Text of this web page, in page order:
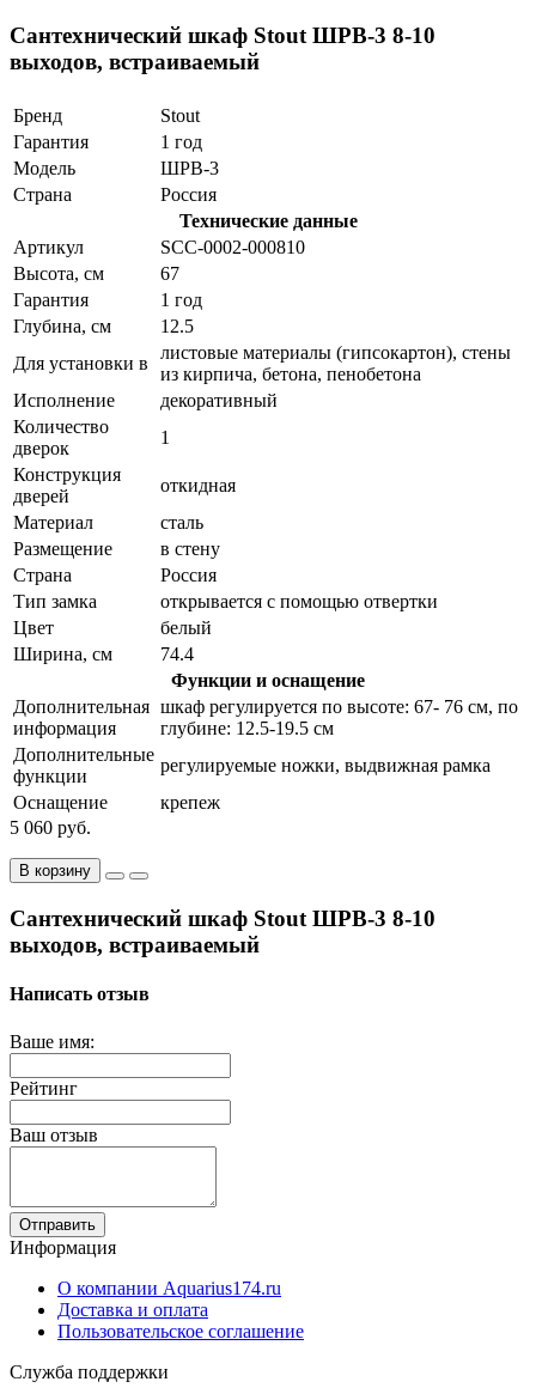
Сантехнический шкаф Stout ШРВ-3 8-10
выходов, встраиваемый
Бренд
Stout
Гарантия
1 год
Модель
ШРВ-3
Страна
Россия
Технические данные
Артикул
SCC-0002-000810
Высота, см
67
Гарантия
1 год
Глубина, см
12.5
Для установки в
листовые материалы (гипсокартон), стены
из кирпича, бетона, пенобетона
Исполнение
декоративный
Количество
дверок
1
Конструкция
дверей
откидная
Материал
сталь
Размещение
в стену
Страна
Россия
Тип замка
открывается с помощью отвертки
Цвет
белый
Ширина, см
74.4
Функции и оснащение
Дополнительная
информация
шкаф регулируется по высоте: 67- 76 см, по
глубине: 12.5-19.5 см
Дополнительные
функции
регулируемые ножки, выдвижная рамка
Оснащение
крепеж
5 060 руб.
В корзину
Сантехнический шкаф Stout ШРВ-3 8-10
выходов, встраиваемый
Написать отзыв
Ваше имя:
Рейтинг
Ваш отзыв
Отправить
Информация
О компании Aquarius174.ru
Доставка и оплата
Пользовательское соглашение
Служба поддержки